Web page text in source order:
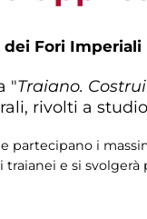
dei Fori Imperiali
"Traiano.
rivolti a
partecipano i
e si svolgerà